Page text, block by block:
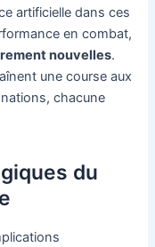
artificielle dans ces
en combat,
nouvelles.
une course aux
chacune
du